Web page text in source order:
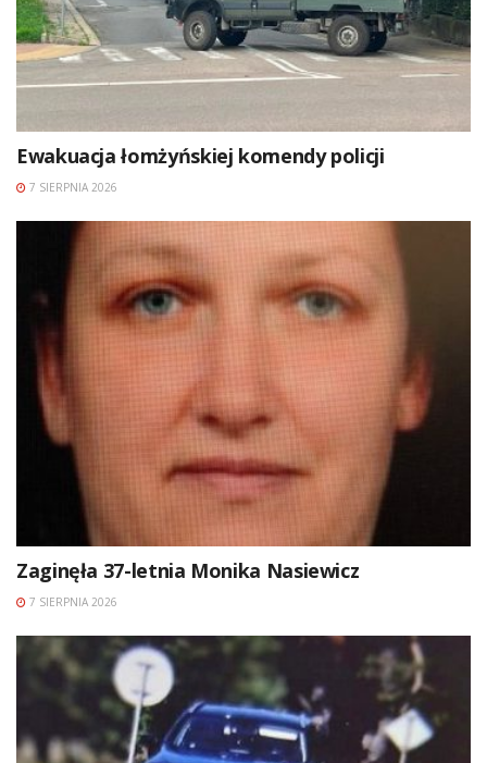
Ewakuacja łomżyńskiej komendy policji
7 SIERPNIA 2026
Zaginęła 37-letnia Monika Nasiewicz
7 SIERPNIA 2026